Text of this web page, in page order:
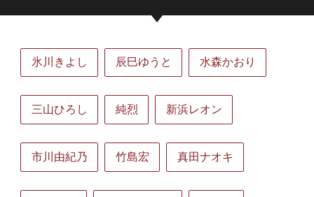
氷川きよし 辰巳ゆうと 水森かおり
三山ひろし 純烈 新浜レオン
市川由紀乃 竹島宏 真田ナオキ